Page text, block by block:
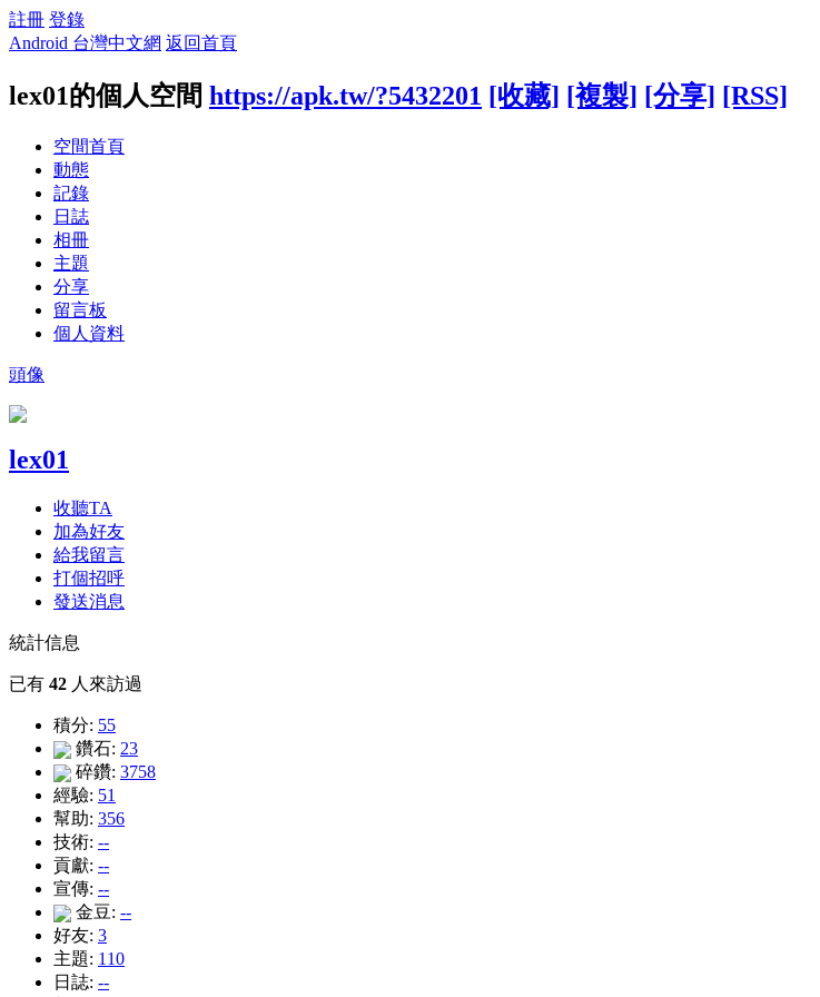
註冊 登錄
Android 台灣中文網 返回首頁
lex01的個人空間 https://apk.tw/?5432201 [收藏] [複製] [分享] [RSS]
空間首頁
動態
記錄
日誌
相冊
主題
分享
留言板
個人資料
頭像
lex01
收聽TA
加為好友
給我留言
打個招呼
發送消息
統計信息
已有 42 人來訪過
積分: 55
鑽石: 23
碎鑽: 3758
經驗: 51
幫助: 356
技術: --
貢獻: --
宣傳: --
金豆: --
好友: 3
主題: 110
日誌: --